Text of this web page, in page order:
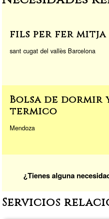
fils per fer mitja
sant cugat del vallès Barcelona
Bolsa de dormir
termico
Mendoza
¿Tienes alguna
Servicios